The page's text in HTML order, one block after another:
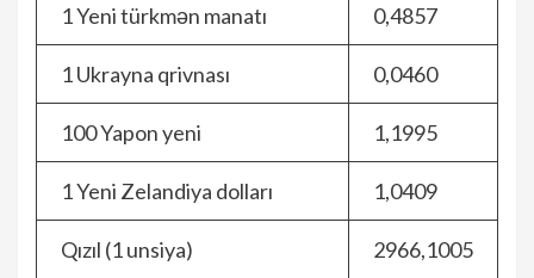
1 Yeni türkmən manatı 0,4857
1 Ukrayna qrivnası 0,0460
100 Yapon yeni 1,1995
1 Yeni Zelandiya dolları 1,0409
Qızıl (1 unsiya) 2966,1005